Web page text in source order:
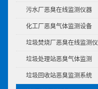
污水厂恶臭在线监测仪器
化工厂恶臭气体监测设备
垃圾焚烧厂恶臭在线监测仪
垃圾处理站恶臭气体监测
垃圾回收站恶臭监测系统